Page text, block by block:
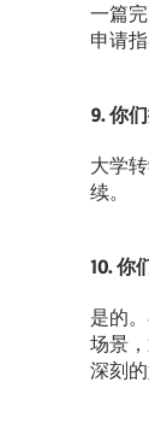
一篇
申请
9. 你
大学
续。
10. 你
是的
场景
深刻的